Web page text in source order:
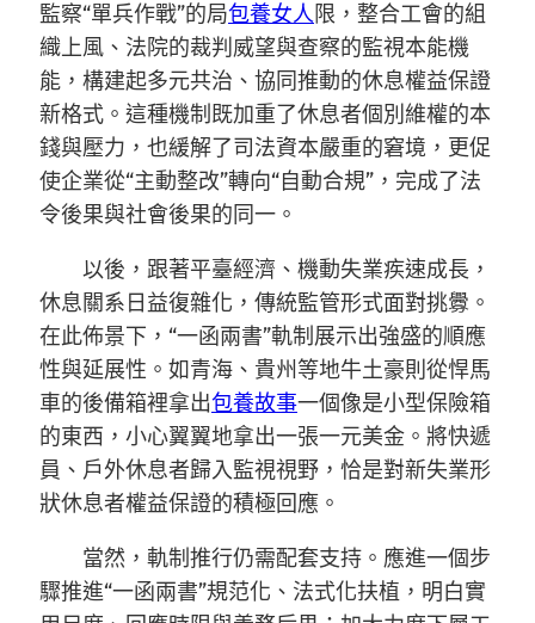
監察“單兵作戰”的局包養女人限，整合工會的組
織上風、法院的裁判威望與查察的監視本能機
能，構建起多元共治、協同推動的休息權益保證
新格式。這種機制既加重了休息者個別維權的本
錢與壓力，也緩解了司法資本嚴重的窘境，更促
使企業從“主動整改”轉向“自動合規”，完成了法
令後果與社會後果的同一。
以後，跟著平臺經濟、機動失業疾速成長，
休息關系日益復雜化，傳統監管形式面對挑釁。
在此佈景下，“一函兩書”軌制展示出強盛的順應
性與延展性。如青海、貴州等地牛土豪則從悍馬
車的後備箱裡拿出包養故事一個像是小型保險箱
的東西，小心翼翼地拿出一張一元美金。將快遞
員、戶外休息者歸入監視視野，恰是對新失業形
狀休息者權益保證的積極回應。
當然，軌制推行仍需配套支持。應進一個步
驟推進“一函兩書”規范化、法式化扶植，明白實